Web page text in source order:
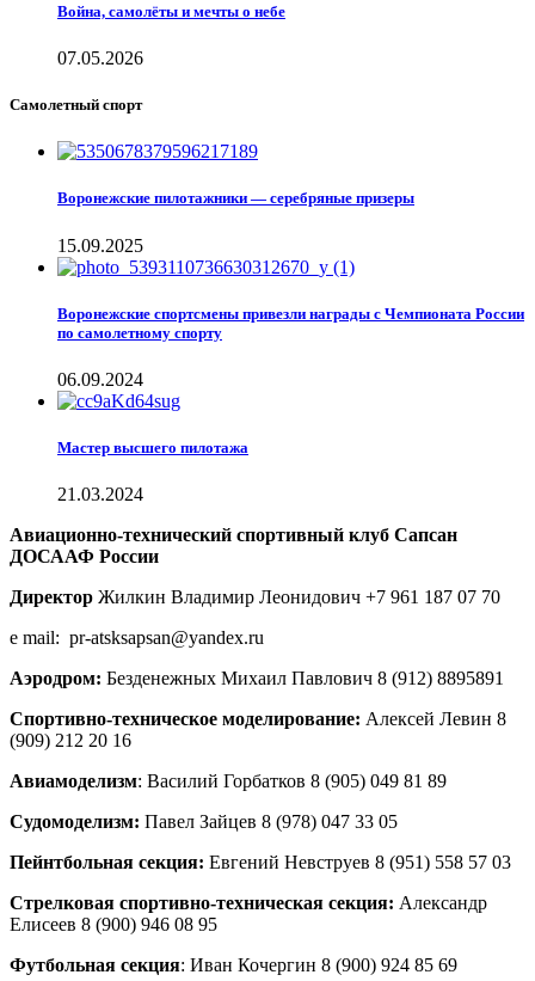
Война, самолёты и мечты о небе
07.05.2026
Самолетный спорт
Воронежские пилотажники — серебряные призеры
15.09.2025
Воронежские спортсмены привезли награды с Чемпионата России
по самолетному спорту
06.09.2024
Мастер высшего пилотажа
21.03.2024
Авиационно-технический спортивный клуб Сапсан
ДОСААФ России
Директор Жилкин Владимир Леонидович +7 961 187 07 70
e mail: pr-atsksapsan@yandex.ru
Аэродром: Безденежных Михаил Павлович 8 (912) 8895891
Спортивно-техническое моделирование: Алексей Левин 8
(909) 212 20 16
Авиамоделизм: Василий Горбатков 8 (905) 049 81 89
Судомоделизм: Павел Зайцев 8 (978) 047 33 05
Пейнтбольная секция: Евгений Невструев 8 (951) 558 57 03
Стрелковая спортивно-техническая секция: Александр
Елисеев 8 (900) 946 08 95
Футбольная секция: Иван Кочергин 8 (900) 924 85 69